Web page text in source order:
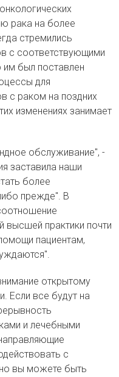
рака на более
стремились
с соответствующими
им был поставлен
для
с раком на поздних
изменениях занимает
обслуживание", -
заставила наши
более
прежде". В
высшей практики почти
пациентам,
открытому
Если все будут на
и лечебными
с
вы можете быть